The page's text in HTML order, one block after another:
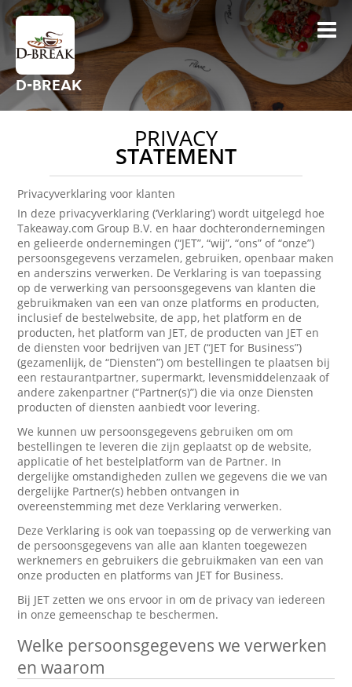
D-BREAK
PRIVACY
STATEMENT
Privacyverklaring voor klanten
In deze privacyverklaring (‘Verklaring’) wordt uitgelegd hoe
Takeaway.com Group B.V. en haar dochterondernemingen
en gelieerde ondernemingen (“JET”, “wij”, “ons” of “onze”)
persoonsgegevens verzamelen, gebruiken, openbaar maken
en anderszins verwerken. De Verklaring is van toepassing
op de verwerking van persoonsgegevens van klanten die
gebruikmaken van een van onze platforms en producten,
inclusief de bestelwebsite, de app, het platform en de
producten, het platform van JET, de producten van JET en
de diensten voor bedrijven van JET (“JET for Business”)
(gezamenlijk, de “Diensten”) om bestellingen te plaatsen bij
een restaurantpartner, supermarkt, levensmiddelenzaak of
andere zakenpartner (“Partner(s)”) die via onze Diensten
producten of diensten aanbiedt voor levering.
We kunnen uw persoonsgegevens gebruiken om om
bestellingen te leveren die zijn geplaatst op de website,
applicatie of het bestelplatform van de Partner. In
dergelijke omstandigheden zullen we gegevens die we van
dergelijke Partner(s) hebben ontvangen in
overeenstemming met deze Verklaring verwerken.
Deze Verklaring is ook van toepassing op de verwerking van
de persoonsgegevens van alle aan klanten toegewezen
werknemers en gebruikers die gebruikmaken van een van
onze producten en platforms van JET for Business.
Bij JET zetten we ons ervoor in om de privacy van iedereen
in onze gemeenschap te beschermen.
Welke persoonsgegevens we verwerken
en waarom